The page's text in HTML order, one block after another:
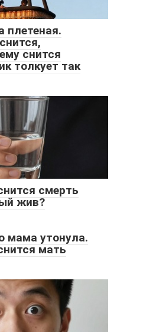
плетеная.
снится
толкует так
смерть
жив?
мама утонула.
мать